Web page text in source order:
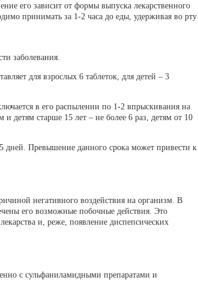
его зависит от формы выпуска лекарственного
принимать за 1-2 часа до еды, удерживая во рту
заболевания.
для взрослых 6 таблеток, для детей – 3
в его распылении по 1-2 впрыскивания на
детям старше 15 лет – не более 6 раз, детям от 10
дней. Превышение данного срока может привести к
негативного воздействия на организм. В
его возможные побочные действия. Это
и, реже, появление диспепсических
с сульфаниламидными препаратами и